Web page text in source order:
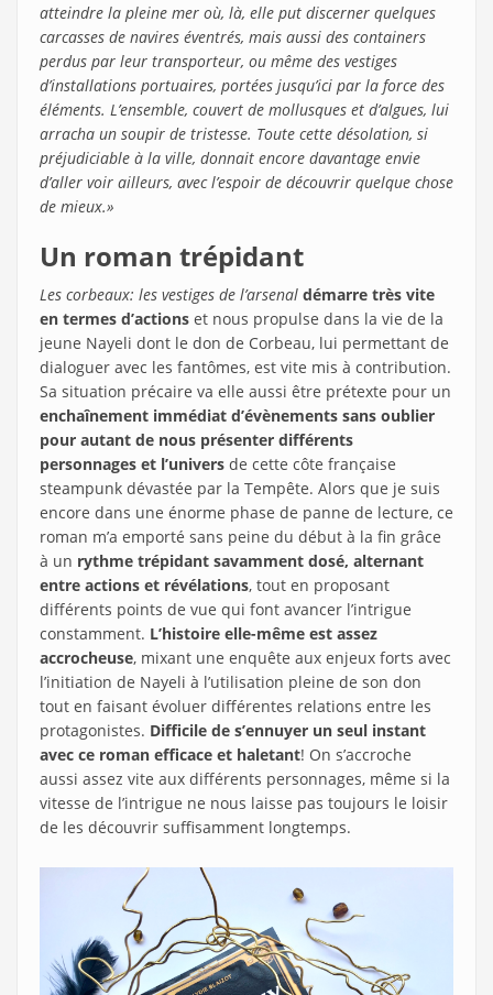
atteindre la pleine mer où, là, elle put discerner quelques
carcasses de navires éventrés, mais aussi des containers
perdus par leur transporteur, ou même des vestiges
d’installations portuaires, portées jusqu’ici par la force des
éléments. L’ensemble, couvert de mollusques et d’algues, lui
arracha un soupir de tristesse. Toute cette désolation, si
préjudiciable à la ville, donnait encore davantage envie
d’aller voir ailleurs, avec l’espoir de découvrir quelque chose
de mieux.»
Un roman trépidant
Les corbeaux: les vestiges de l’arsenal démarre très vite
en termes d’actions et nous propulse dans la vie de la
jeune Nayeli dont le don de Corbeau, lui permettant de
dialoguer avec les fantômes, est vite mis à contribution.
Sa situation précaire va elle aussi être prétexte pour un
enchaînement immédiat d’évènements sans oublier
pour autant de nous présenter différents
personnages et l’univers de cette côte française
steampunk dévastée par la Tempête. Alors que je suis
encore dans une énorme phase de panne de lecture, ce
roman m’a emporté sans peine du début à la fin grâce
à un rythme trépidant savamment dosé, alternant
entre actions et révélations, tout en proposant
différents points de vue qui font avancer l’intrigue
constamment. L’histoire elle-même est assez
accrocheuse, mixant une enquête aux enjeux forts avec
l’initiation de Nayeli à l’utilisation pleine de son don
tout en faisant évoluer différentes relations entre les
protagonistes. Difficile de s’ennuyer un seul instant
avec ce roman efficace et haletant! On s’accroche
aussi assez vite aux différents personnages, même si la
vitesse de l’intrigue ne nous laisse pas toujours le loisir
de les découvrir suffisamment longtemps.